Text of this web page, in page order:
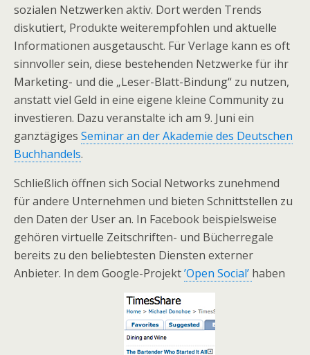
sozialen Netzwerken aktiv. Dort werden Trends
diskutiert, Produkte weiterempfohlen und aktuelle
Informationen ausgetauscht. Für Verlage kann es oft
sinnvoller sein, diese bestehenden Netzwerke für ihr
Marketing- und die „Leser-Blatt-Bindung“ zu nutzen,
anstatt viel Geld in eine eigene kleine Community zu
investieren. Dazu veranstalte ich am 9. Juni ein
ganztägiges Seminar an der Akademie des Deutschen
Buchhandels.
Schließlich öffnen sich Social Networks zunehmend
für andere Unternehmen und bieten Schnittstellen zu
den Daten der User an. In Facebook beispielsweise
gehören virtuelle Zeitschriften- und Bücherregale
bereits zu den beliebtesten Diensten externer
Anbieter. In dem Google-Projekt’Open Social’ haben